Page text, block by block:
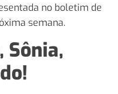
no boletim de
semana.
Sônia,